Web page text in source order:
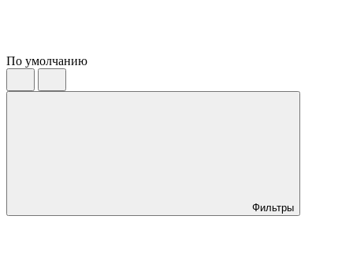
По умолчанию
Фильтры